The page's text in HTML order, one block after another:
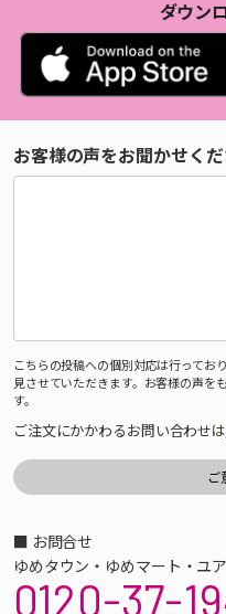
ダウン
お客様の声をお聞かせく
こちらの投稿への個別対応は行ってお
見させていただきます。お客様の声を
す。
ご注文にかかわるお問い合わせは
■ お問合せ
ゆめタウン・ゆめマート・ユ
0120-37-